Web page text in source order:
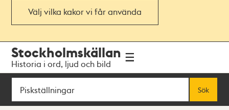
Välj vilka kakor vi får använda
navigationen
huvudinnehållet
Stockholmskällan
Historia i ord, ljud och bild
Sök
Sök